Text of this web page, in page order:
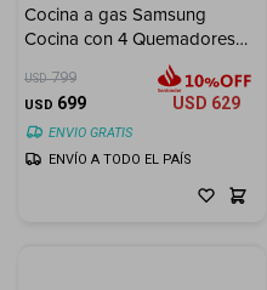
Cocina a gas Samsung
Cocina con 4 Quemadores
con Quemador Rápido -
Silver
USD 799
USD 699 USD 629
ENVIO GRATIS
ENVÍO A TODO EL PAÍS